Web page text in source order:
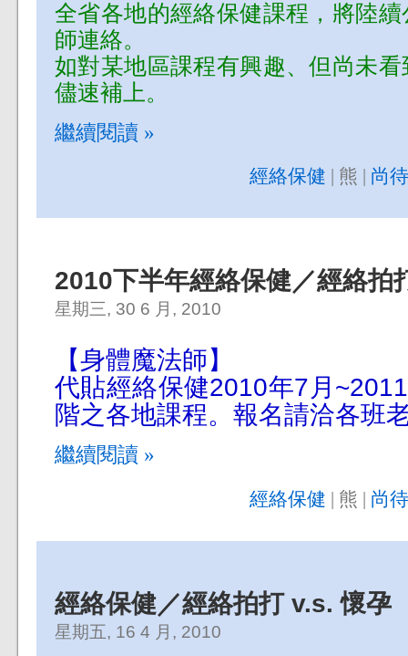
全省各地的經絡保健課程，將陸
師連絡。
如對某地區課程有興趣、但尚未
儘速補上。
繼續閱讀 »
經絡保健 | 熊 | 尚
2010下半年經絡保健／經絡拍
星期三, 30 6 月, 2010
【身體魔法師】
代貼經絡保健2010年7月
階之各地課程。報名請洽各班
繼續閱讀 »
經絡保健 | 熊 | 尚
經絡保健／經絡拍打 v.s. 懷孕
星期五, 16 4 月, 2010